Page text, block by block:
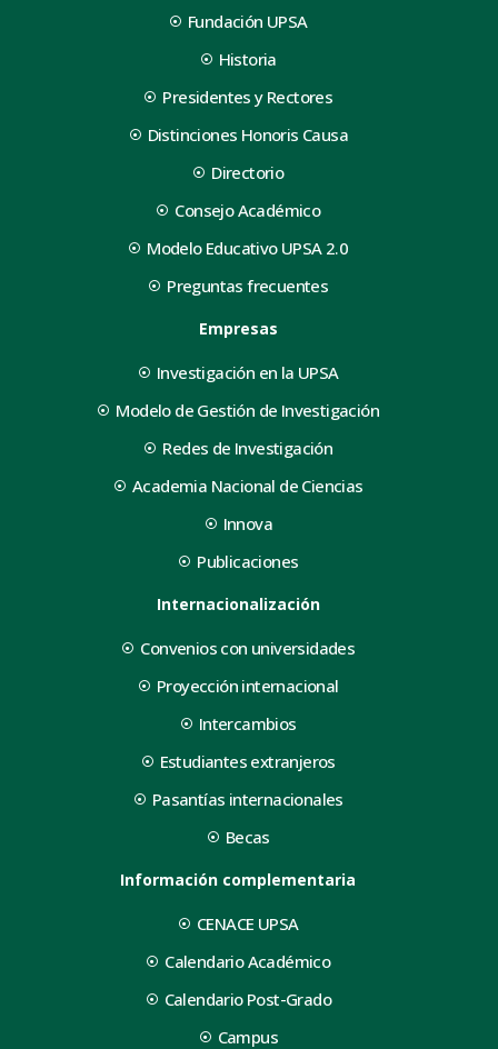
Fundación UPSA
Historia
Presidentes y Rectores
Distinciones Honoris Causa
Directorio
Consejo Académico
Modelo Educativo UPSA 2.0
Preguntas frecuentes
Empresas
Investigación en la UPSA
Modelo de Gestión de Investigación
Redes de Investigación
Academia Nacional de Ciencias
Innova
Publicaciones
Internacionalización
Convenios con universidades
Proyección internacional
Intercambios
Estudiantes extranjeros
Pasantías internacionales
Becas
Información complementaria
CENACE UPSA
Calendario Académico
Calendario Post-Grado
Campus